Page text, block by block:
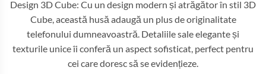
Design 3D Cube: Cu un design modern și atrăgător în stil 3D
Cube, această husă adaugă un plus de originalitate
telefonului dumneavoastră. Detaliile sale elegante și
texturile unice îi conferă un aspect sofisticat, perfect pentru
cei care doresc să se evidențieze.